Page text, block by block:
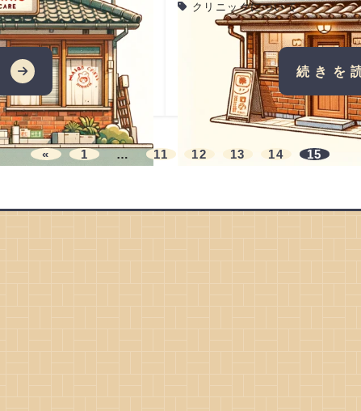
クリニックについて
続きを
« 1 … 11 12 13 14 15